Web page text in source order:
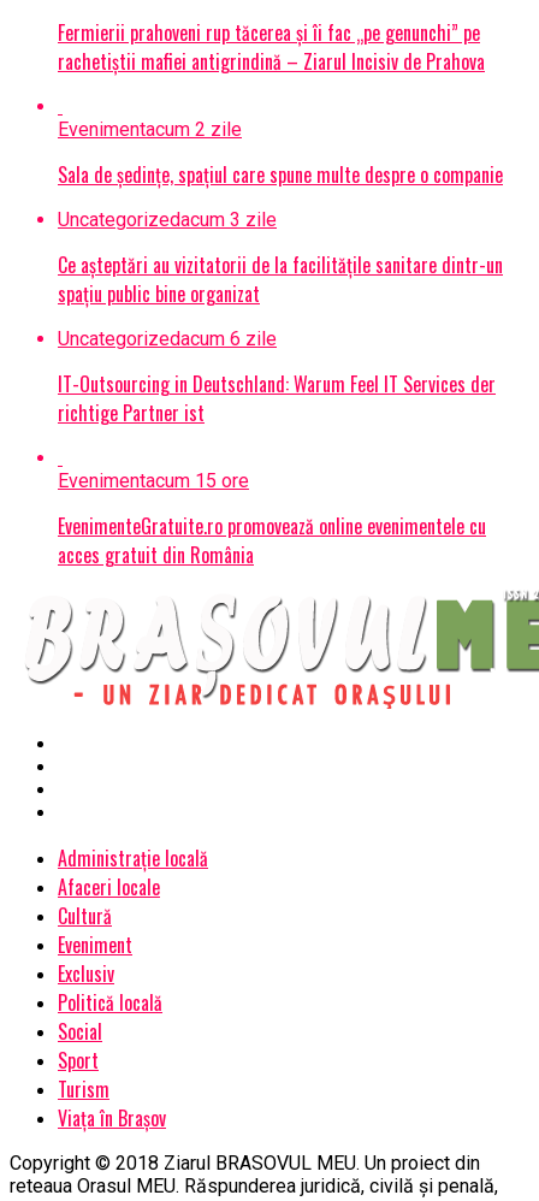
Fermierii prahoveni rup tăcerea și îi fac „pe genunchi” pe
rachetiștii mafiei antigrindină – Ziarul Incisiv de Prahova
Evenimentacum 2 zile
Sala de ședințe, spațiul care spune multe despre o companie
Uncategorizedacum 3 zile
Ce așteptări au vizitatorii de la facilitățile sanitare dintr-un
spațiu public bine organizat
Uncategorizedacum 6 zile
IT-Outsourcing in Deutschland: Warum Feel IT Services der
richtige Partner ist
Evenimentacum 15 ore
EvenimenteGratuite.ro promovează online evenimentele cu
acces gratuit din România
Administrație locală
Afaceri locale
Cultură
Eveniment
Exclusiv
Politică locală
Social
Sport
Turism
Viața în Brașov
Copyright © 2018 Ziarul BRASOVUL MEU. Un proiect din
reteaua Orasul MEU. Răspunderea juridică, civilă și penală,